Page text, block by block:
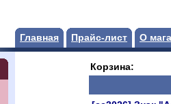
Главная Прайс-лист О
Корзина: